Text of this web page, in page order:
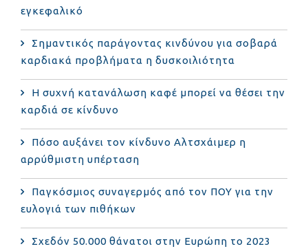
εγκεφαλικό
Σημαντικός παράγοντας κινδύνου για σοβαρά
καρδιακά προβλήματα η δυσκοιλιότητα
Η συχνή κατανάλωση καφέ μπορεί να θέσει την
καρδιά σε κίνδυνο
Πόσο αυξάνει τον κίνδυνο Αλτσχάιμερ η
αρρύθμιστη υπέρταση
Παγκόσμιος συναγερμός από τον ΠΟΥ για την
ευλογιά των πιθήκων
Σχεδόν 50.000 θάνατοι στην Ευρώπη το 2023